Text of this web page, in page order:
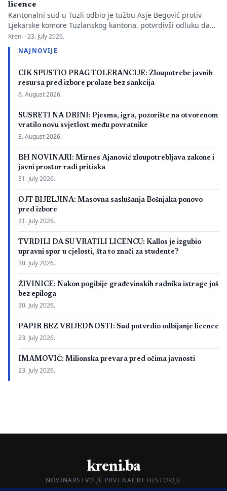
licence
Kantonalni sud u Tuzli odbio je tužbu Asje Begović protiv
Ljekarske komore Tuzlanskog kantona, potvrdivši odluku da
joj se ne izda, odnosno ne obnovi licenca za samostalan rad
zbog neispunjavanja propisanih uslova. Presuda bi mogla
imati značaj i za druge postupke koje bivši studenti spornih
Hercegovini. […]
Kreni ·23. July 2026.
NAJNOVIJE
CIK SPUSTIO PRAG TOLERANCIJE: Zloupotrebe javnih
resursa pred izbore prolaze bez sankcija
6. August 2026.
SUSRETI NA DRINI: Pjesma, igra, pozorište na otvorenom
vratilo novu svjetlost među povratnike
3. August 2026.
BH NOVINARI: Mirnes Ajanović zloupotrebljava zakone i
javni prostor radi pritiska
31. July 2026.
OJT BIJELJINA: Masovna saslušanja Bošnjaka ponovo
pred izbore
31. July 2026.
TVRDILI DA SU VRATILI LICENCU: Kallos je izgubio
upravni spor u cjelosti, šta to znači za studente?
30. July 2026.
ŽIVINICE: Nakon pogibije građevinskih radnika istrage još
bez epiloga
30. July 2026.
PAPIR BEZ VRIJEDNOSTI: Sud potvrdio odbijanje licence
23. July 2026.
IMAMOVIĆ: Milionska prevara pred očima javnosti
23. July 2026.
kreni.ba
NOVINARSTVO JE PRVI NACRT HISTORIJE